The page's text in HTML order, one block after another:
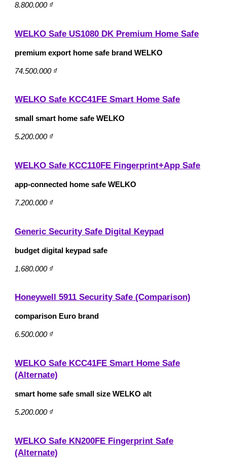
8.800.000 ₫
WELKO Safe US1080 DK Premium Home Safe
premium export home safe brand WELKO
74.500.000 ₫
WELKO Safe KCC41FE Smart Home Safe
small smart home safe WELKO
5.200.000 ₫
WELKO Safe KCC110FE Fingerprint+App Safe
app‑connected home safe WELKO
7.200.000 ₫
Generic Security Safe Digital Keypad
budget digital keypad safe
1.680.000 ₫
Honeywell 5911 Security Safe (Comparison)
comparison Euro brand
6.500.000 ₫
WELKO Safe KCC41FE Smart Home Safe
(Alternate)
smart home safe small size WELKO alt
5.200.000 ₫
WELKO Safe KN200FE Fingerprint Safe
(Alternate)